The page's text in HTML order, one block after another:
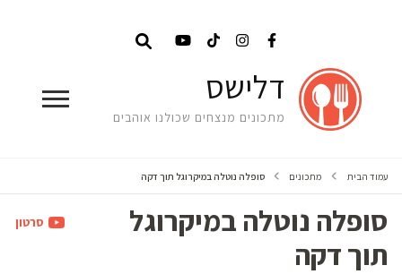
דלישס
מתכונים מנצחים שכולנו אוהבים
עמוד הבית מתכונים סופלה נוטלה במיקרוגל תוך דקה
סופלה נוטלה במיקרוגל
תוך דקה
סרטון